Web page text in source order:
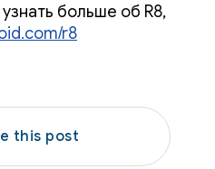
больше об R8,
r8
this post